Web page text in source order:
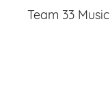
Team 33 Music